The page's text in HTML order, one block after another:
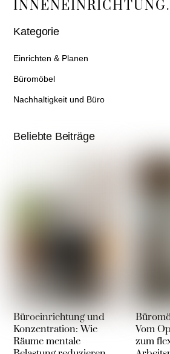
Kategorie
Einrichten & Planen
Büromöbel
Nachhaltigkeit und Büro
Beliebte Beiträge
Büroeinrichtung und
Konzentration: Wie
Räume mentale
Vom
zum